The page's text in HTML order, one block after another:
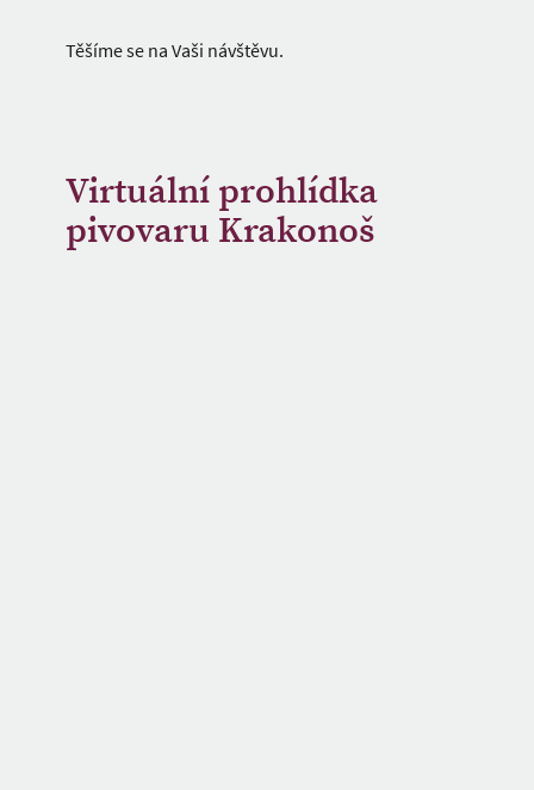
Těšíme se na Vaši návštěvu.
Virtuální prohlídka
pivovaru Krakonoš